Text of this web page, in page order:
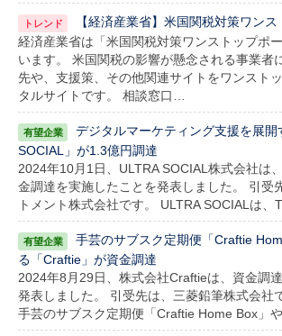
【経済産業省】米国関税対策ワン
経済産業省は「米国関税対策ワンストップポ
います。 米国関税の影響が懸念される事業者
先や、支援策、その他関連サイトをワンスト
タルサイトです。 相談窓口…
デジタルマーケティング支援を展開
SOCIAL」が1.3億円調達
2024年10月1日、ULTRA SOCIAL株式会社は
金調達を実施したことを発表しました。 引受
トメント株式会社です。 ULTRA SOCIALは、
手芸のサブスク定期便「Craftie
る「Craftie」が資金調達
2024年8月29日、株式会社Craftieは、資金調
発表しました。 引受先は、三菱鉛筆株式会社
手芸のサブスク定期便「Craftie Home Box」